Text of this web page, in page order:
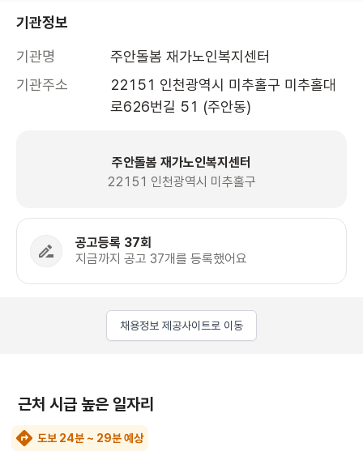
기관정보
기관명
주안돌봄 재가노인복지센터
기관주소
22151 인천광역시 미추홀구 미추홀대
로626번길 51 (주안동)
주안돌봄 재가노인복지센터
22151 인천광역시 미추홀구
공고등록 37회
지금까지 공고 37개를 등록했어요
채용정보 제공사이트로 이동
근처 시급 높은 일자리
도보 24분 ~ 29분 예상